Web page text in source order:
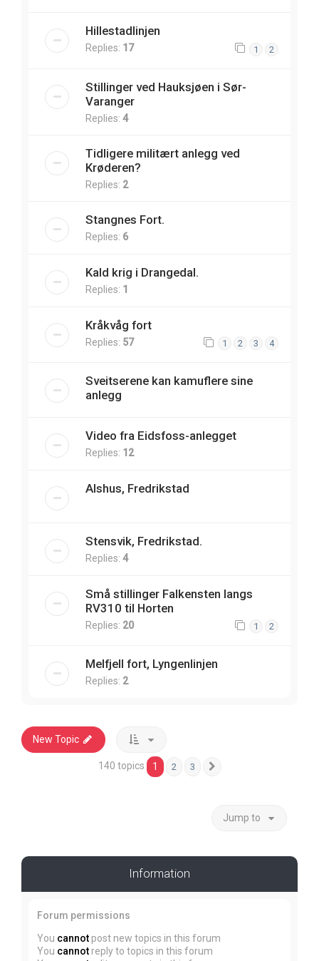
Hillestadlinjen
Replies: 17 1 2
Stillinger ved Hauksjøen i Sør-
Varanger
Replies: 4
Tidligere militært anlegg ved
Krøderen?
Replies: 2
Stangnes Fort.
Replies: 6
Kald krig i Drangedal.
Replies: 1
Kråkvåg fort
Replies: 57 1 2 3 4
Sveitserene kan kamuflere sine
anlegg
Video fra Eidsfoss-anlegget
Replies: 12
Alshus, Fredrikstad
Stensvik, Fredrikstad.
Replies: 4
Små stillinger Falkensten langs
RV310 til Horten
Replies: 20 1 2
Melfjell fort, Lyngenlinjen
Replies: 2
New Topic
140 topics 1 2 3
Jump to
Information
Forum permissions
You cannot post new topics in this forum
You cannot reply to topics in this forum